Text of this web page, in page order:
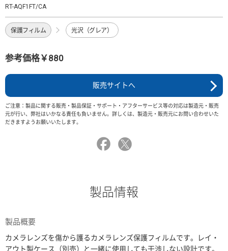
RT-AQF1FT/CA
保護フィルム 光沢（グレア）
参考価格￥880
販売サイトへ
ご注意：製品に関する販売・製品保証・サポート・アフターサービス等の対応は製造元・販売
元が行い、弊社はいかなる責任も負いません。詳しくは、製造元・販売元にお問い合わせいた
だきますようお願いいたします。
製品情報
製品概要
カメラレンズを傷から護るカメラレンズ保護フィルムです。レイ・
アウト製ケース（別売）と一緒に使用しても干渉しない設計です。